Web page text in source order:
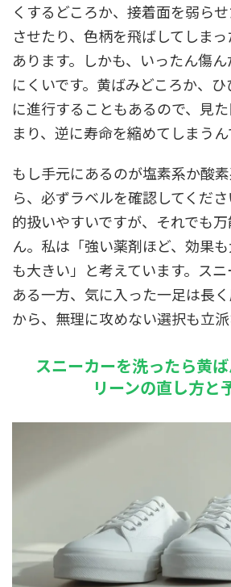
くするどころか、接着面を弱ら
させたり、色柄を飛ばしてしま
あります。しかも、いったん傷
にくいです。黄ばみどころか、
に進行することもあるので、見
まり、逆に寿命を縮めてしまうん
もし手元にあるのが塩素系か酸
ら、必ずラベルを確認してくだ
的扱いやすいですが、それでも
ん。私は「強い薬剤ほど、効果
も大きい」と考えています。ス
ある一方、気に入った一足は長
から、無理に攻めない選択も立派
スニーカーを洗ったら黄
リーンの直し方と